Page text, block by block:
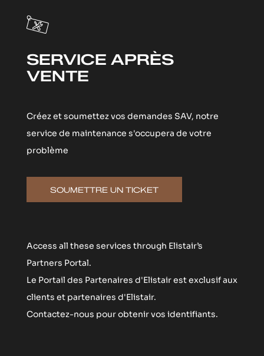
SERVICE APRÈS
VENTE
Créez et soumettez vos demandes SAV, notre
service de maintenance s'occupera de votre
problème
SOUMETTRE UN TICKET
Access all these services through Elistair’s
Partners Portal.
Le Portail des Partenaires d'Elistair est exclusif aux
clients et partenaires d'Elistair.
Contactez-nous pour obtenir vos identifiants.